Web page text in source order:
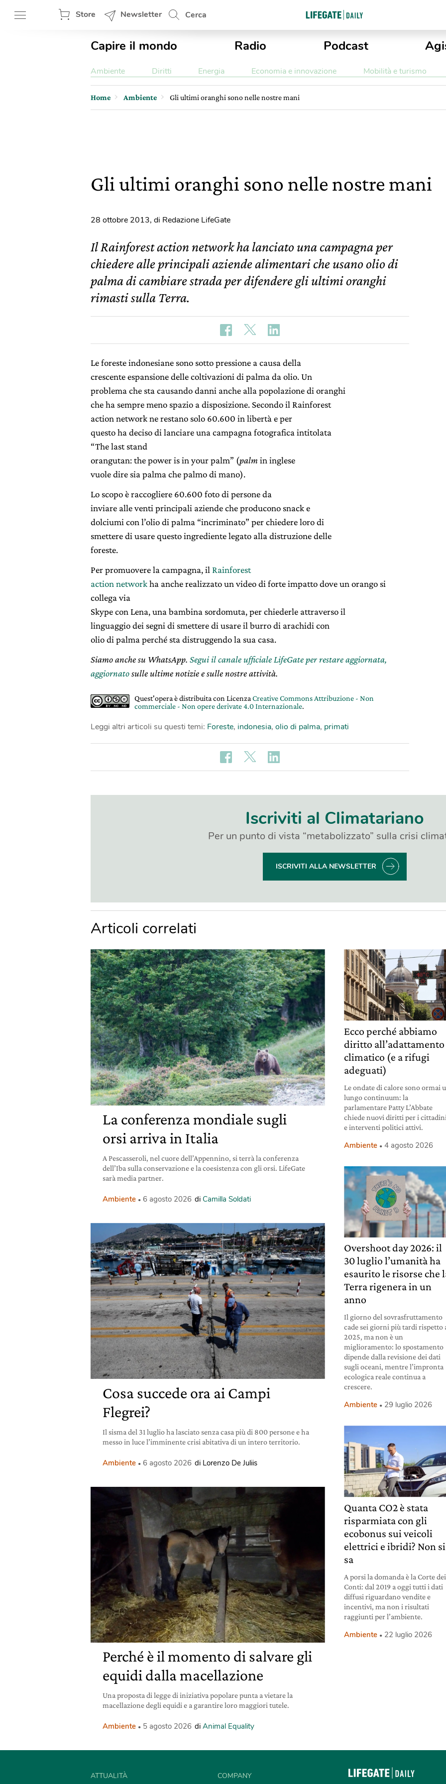
Store Newsletter Cerca
Capire il mondo Radio Podcast
Ambiente Diritti Energia Economia e innovazione Mobilità e turismo
Home Ambiente Gli ultimi oranghi sono nelle nostre mani
Gli ultimi oranghi sono nelle nostre mani
28 ottobre 2013, di Redazione LifeGate
Il Rainforest action network ha lanciato una campagna per
chiedere alle principali aziende alimentari che usano olio di
palma di cambiare strada per difendere gli ultimi oranghi
rimasti sulla Terra.
Le foreste indonesiane sono sotto pressione a causa della
crescente espansione delle coltivazioni di palma da olio. Un
problema che sta causando danni anche alla popolazione di oranghi
che ha sempre meno spazio a disposizione. Secondo il Rainforest
action network ne restano solo 60.600 in libertà e per
questo ha deciso di lanciare una campagna fotografica intitolata
“The last stand
orangutan: the power is in your palm” (palm in inglese
vuole dire sia palma che palmo di mano).
Lo scopo è raccogliere 60.600 foto di persone da
inviare alle venti principali aziende che producono snack e
dolciumi con l’olio di palma “incriminato” per chiedere loro di
smettere di usare questo ingrediente legato alla distruzione delle
foreste.
Per promuovere la campagna, il Rainforest
action networkha anche realizzato un video di forte impatto dove un orango si
collega via
Skype con Lena, una bambina sordomuta, per chiederle attraverso il
linguaggio dei segni di smettere di usare il burro di arachidi con
olio di palma perché sta distruggendo la sua casa.
Siamo anche su WhatsApp. Segui il canale ufficiale LifeGate per restare aggiornata,
aggiornatosulle ultime notizie e sulle nostre attività.
Quest'opera è distribuita con Licenza Creative Commons Attribuzione - Non
commerciale - Non opere derivate 4.0 Internazionale.
Leggi altri articoli su questi temi: Foreste, indonesia, olio di palma, primati
Iscriviti al Climatariano
Per un punto di vista “metabolizzato” sulla crisi
ISCRIVITI ALLA NEWSLETTER
Articoli correlati
La conferenza mondiale sugli
orsi arriva in Italia
A Pescasseroli, nel cuore dell’Appennino, si terrà la conferenza
dell’Iba sulla conservazione e la coesistenza con gli orsi. LifeGate
sarà media partner.
Ambiente 6 agosto 2026 di Camilla Soldati
Cosa succede ora ai Campi
Flegrei?
Il sisma del 31 luglio ha lasciato senza casa più di 800 persone e ha
messo in luce l’imminente crisi abitativa di un intero territorio.
Ambiente 6 agosto 2026 di Lorenzo De Juliis
Perché è il momento di salvare gli
equidi dalla macellazione
Una proposta di legge di iniziativa popolare punta a vietare la
macellazione degli equidi e a garantire loro maggiori tutele.
Ambiente 5 agosto 2026 di Animal Equality
Ecco perché abbiamo
diritto all’adattamento
climatico (e a rifugi
adeguati)
Le ondate di calore sono ormai
lungo continuum: la
parlamentare Patty L’Abbate
chiede nuovi diritti per i
e interventi politici attivi.
Ambiente 4 agosto 2026
Overshoot day 2026: il
30 luglio l’umanità ha
esaurito le risorse che
Terra rigenera in un
anno
Il giorno del sovrasfruttamento
cade sei giorni più tardi rispetto
2025, ma non è un
miglioramento: lo spostamento
dipende dalla revisione dei dati
sugli oceani, mentre l’impronta
ecologica reale continua a
crescere.
Ambiente 29 luglio 2026
Quanta CO2 è stata
risparmiata con gli
ecobonus sui veicoli
elettrici e ibridi? Non si
sa
A porsi la domanda è la Corte dei
Conti: dal 2019 a oggi tutti i dati
diffusi riguardano vendite e
incentivi, ma non i risultati
raggiunti per l’ambiente.
Ambiente 22 luglio 2026
ATTUALITÀ COMPANY